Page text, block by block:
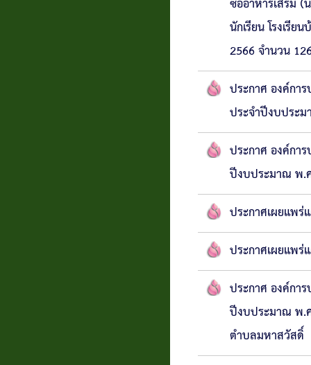
นักเรียน โรงเรี
2566 จำนวน
ประกาศ องค์กา
ประจำปีงบประ
ประกาศ องค์กา
ปีงบประมาณ พ.
ประกาศเผยแพ
ประกาศเผยแพ
ประกาศ องค์กา
ปีงบประมาณ พ.
ตำบลมหาสวัสดิ์